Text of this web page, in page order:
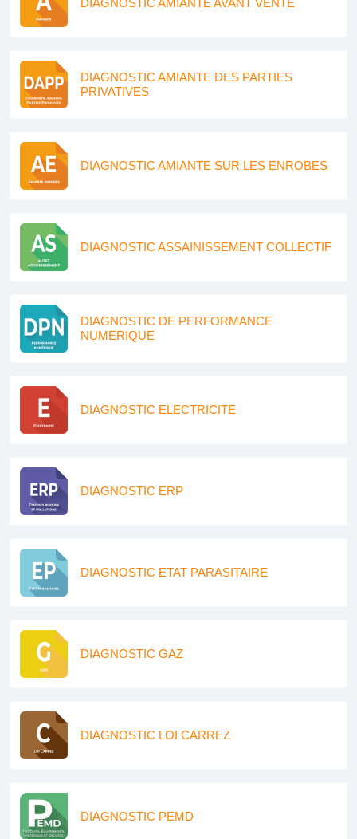
DIAGNOSTIC AMIANTE AVANT VENTE
DIAGNOSTIC AMIANTE DES PARTIES
PRIVATIVES
DIAGNOSTIC AMIANTE SUR LES ENROBES
DIAGNOSTIC ASSAINISSEMENT COLLECTIF
DIAGNOSTIC DE PERFORMANCE
NUMERIQUE
DIAGNOSTIC ELECTRICITE
DIAGNOSTIC ERP
DIAGNOSTIC ETAT PARASITAIRE
DIAGNOSTIC GAZ
DIAGNOSTIC LOI CARREZ
DIAGNOSTIC PEMD